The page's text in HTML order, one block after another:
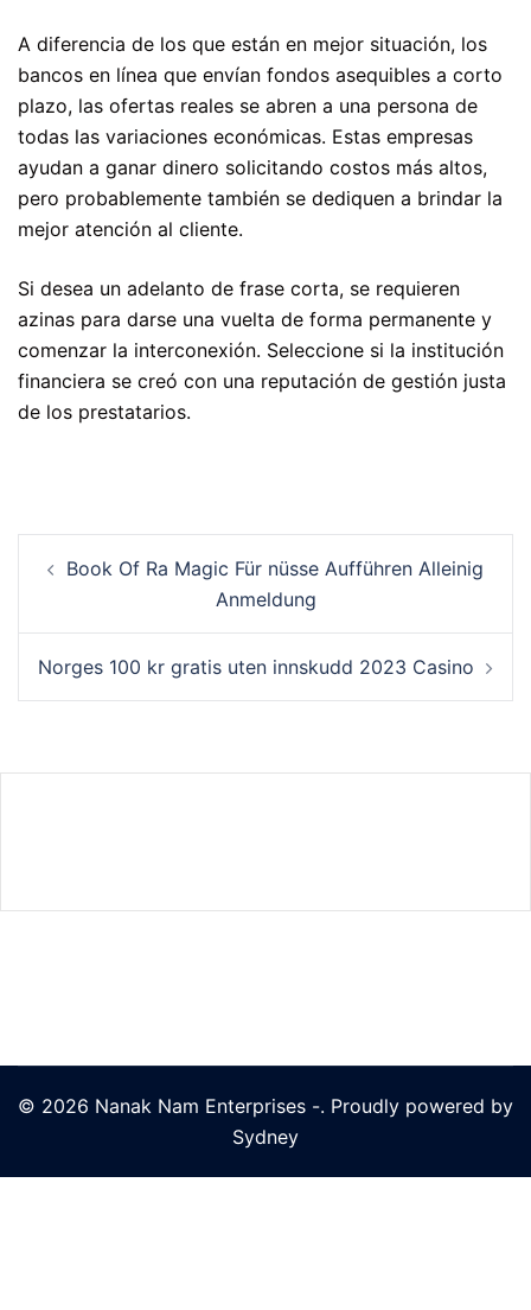
A diferencia de los que están en mejor situación, los
bancos en línea que envían fondos asequibles a corto
plazo, las ofertas reales se abren a una persona de
todas las variaciones económicas. Estas empresas
ayudan a ganar dinero solicitando costos más altos,
pero probablemente también se dediquen a brindar la
mejor atención al cliente.
Si desea un adelanto de frase corta, se requieren
azinas para darse una vuelta de forma permanente y
comenzar la interconexión. Seleccione si la institución
financiera se creó con una reputación de gestión justa
de los prestatarios.
Book Of Ra Magic Für nüsse Aufführen Alleinig
Anmeldung
Norges 100 kr gratis uten innskudd 2023 Casino
© 2026 Nanak Nam Enterprises -. Proudly powered by
Sydney